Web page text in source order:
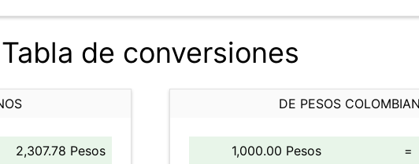
Tabla de conversiones
2,307.78 Pesos
DE PESOS
1,000.00 Pesos =